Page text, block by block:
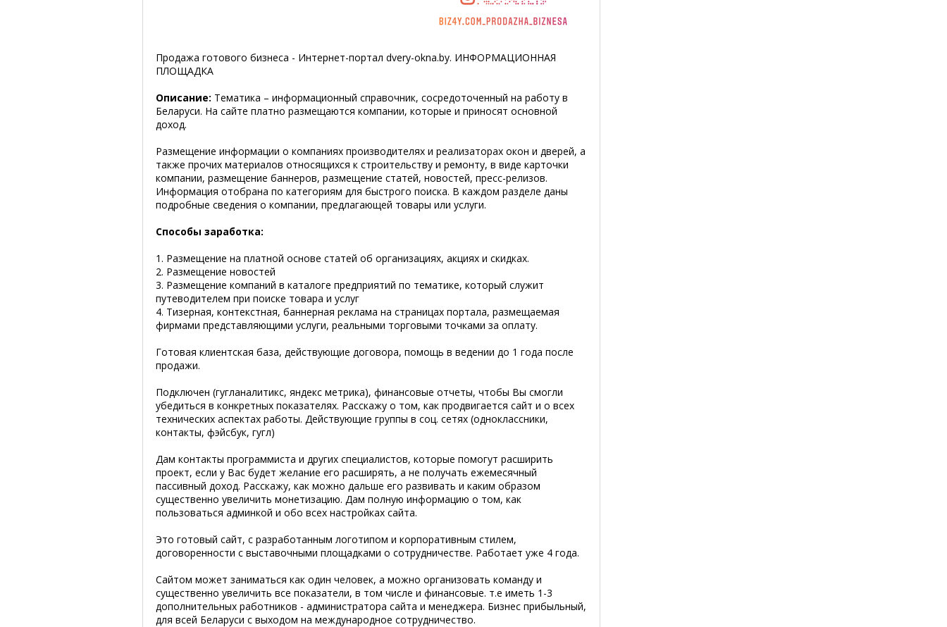
Продажа готового бизнеса - Интернет-портал dvery-okna.by. ИНФОРМАЦИОННАЯ
ПЛОЩАДКА
Описание: Тематика – информационный справочник, сосредоточенный на работу в
Беларуси. На сайте платно размещаются компании, которые и приносят основной
доход.
Размещение информации о компаниях производителях и реализаторах окон и дверей, а
также прочих материалов относящихся к строительству и ремонту, в виде карточки
компании, размещение баннеров, размещение статей, новостей, пресс-релизов.
Информация отобрана по категориям для быстрого поиска. В каждом разделе даны
подробные сведения о компании, предлагающей товары или услуги.
Способы заработка:
1. Размещение на платной основе статей об организациях, акциях и скидках.
2. Размещение новостей
3. Размещение компаний в каталоге предприятий по тематике, который служит
путеводителем при поиске товара и услуг
4. Тизерная, контекстная, баннерная реклама на страницах портала, размещаемая
фирмами представляющими услуги, реальными торговыми точками за оплату.
Готовая клиентская база, действующие договора, помощь в ведении до 1 года после
продажи.
Подключен (гугланалитикс, яндекс метрика), финансовые отчеты, чтобы Вы смогли
убедиться в конкретных показателях. Расскажу о том, как продвигается сайт и о всех
технических аспектах работы. Действующие группы в соц. сетях (одноклассники,
контакты, фэйсбук, гугл)
Дам контакты программиста и других специалистов, которые помогут расширить
проект, если у Вас будет желание его расширять, а не получать ежемесячный
пассивный доход. Расскажу, как можно дальше его развивать и каким образом
существенно увеличить монетизацию. Дам полную информацию о том, как
пользоваться админкой и обо всех настройках сайта.
Это готовый сайт, с разработанным логотипом и корпоративным стилем,
договоренности с выставочными площадками о сотрудничестве. Работает уже 4 года.
Сайтом может заниматься как один человек, а можно организовать команду и
существенно увеличить все показатели, в том числе и финансовые. т.е иметь 1-3
дополнительных работников - администратора сайта и менеджера. Бизнес прибыльный,
для всей Беларуси с выходом на международное сотрудничество.